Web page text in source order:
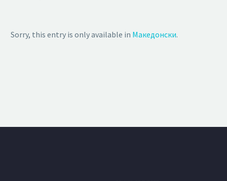
Sorry, this entry is only available in Македонски.